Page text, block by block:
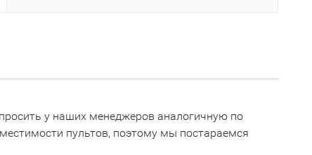
у наших менеджеров аналогичную по
пультов, поэтому мы постараемся